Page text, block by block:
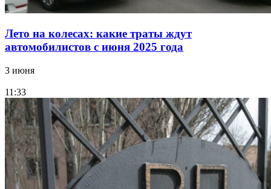
Лето на колесах: какие траты ждут
автомобилистов с июня 2025 года
3 июня
11:33